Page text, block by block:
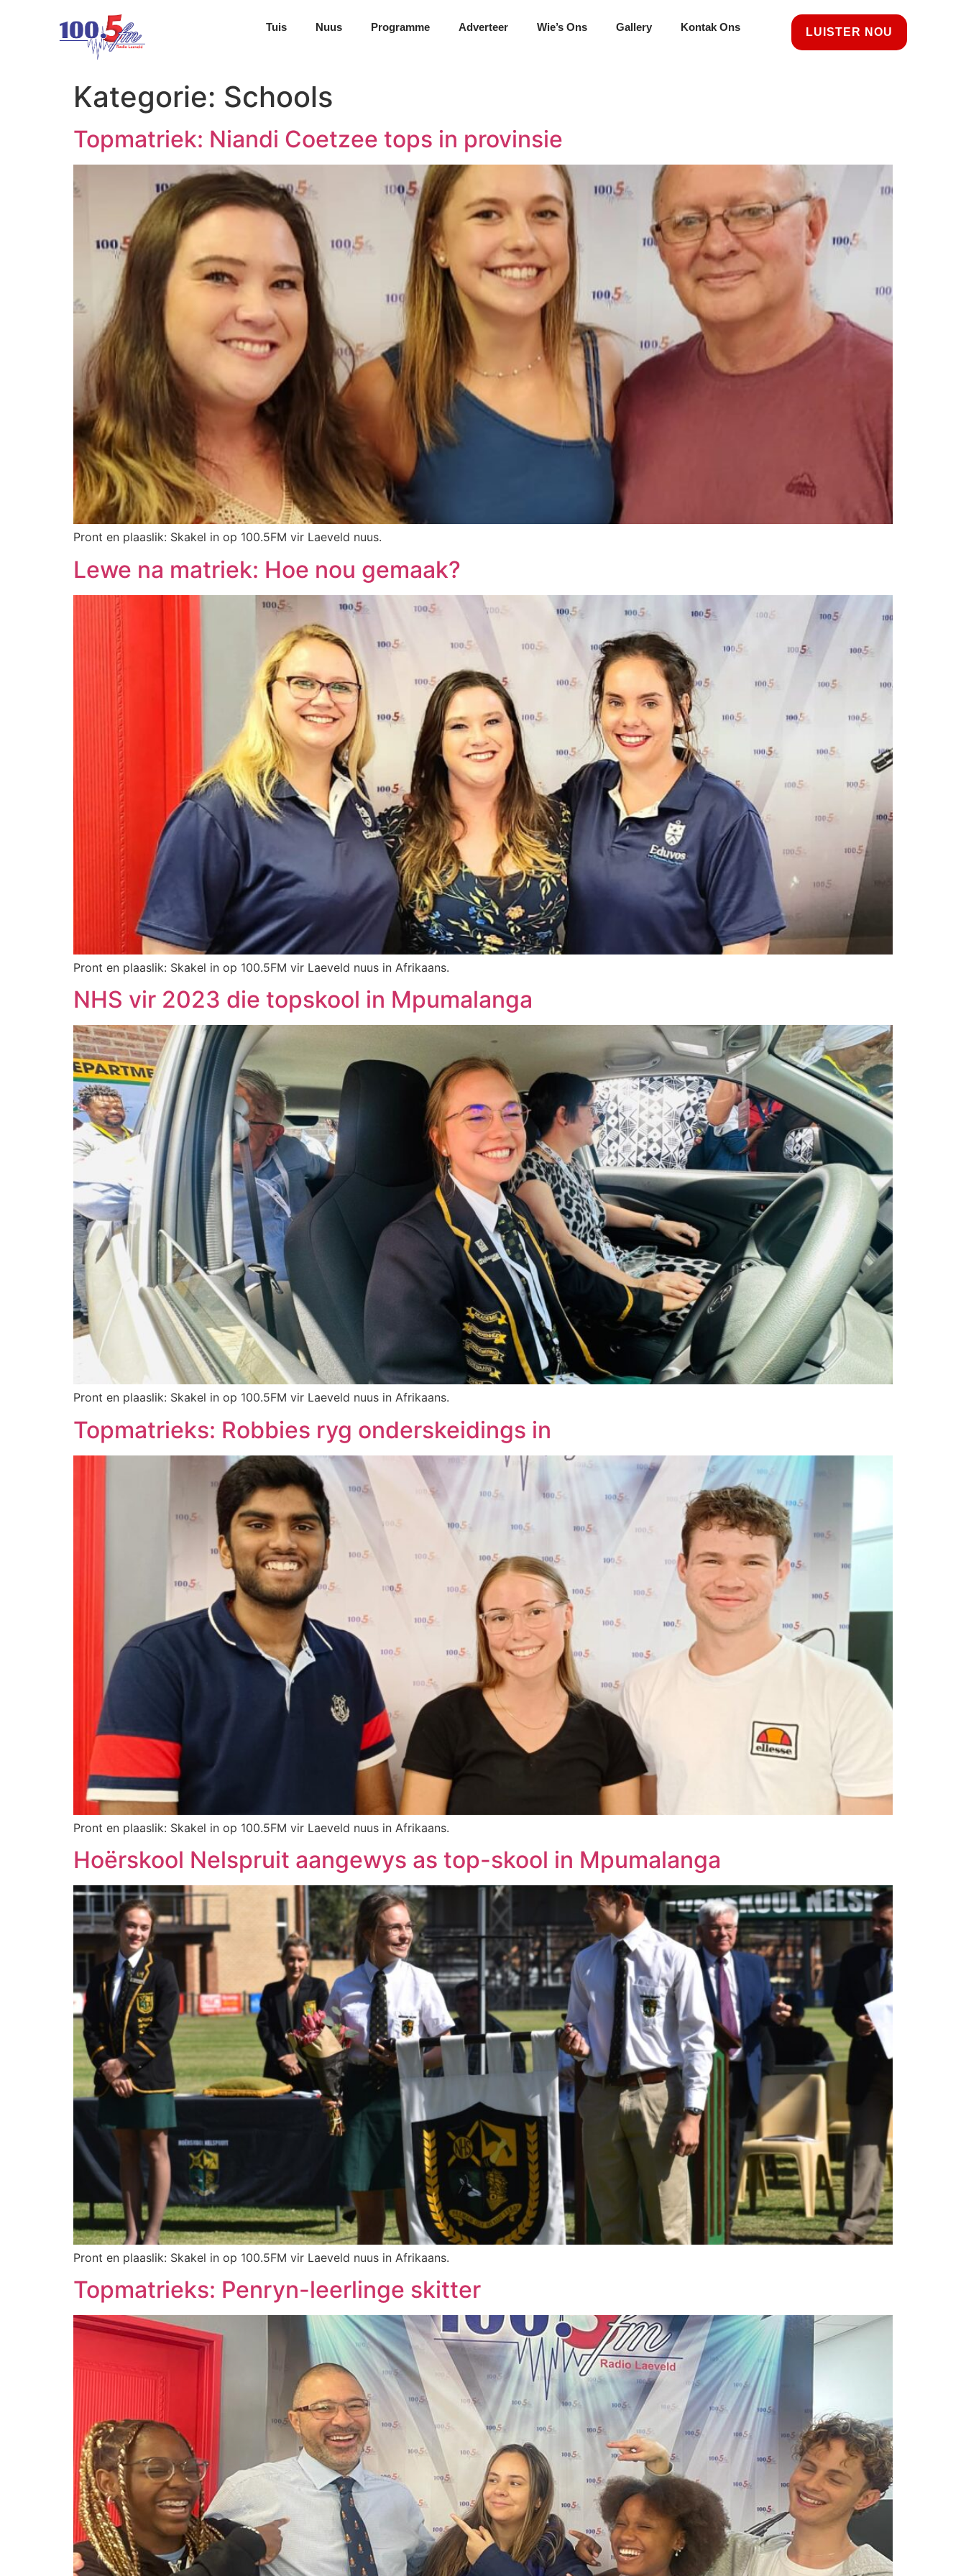
Tuis Nuus Programme Adverteer Wie’s Ons Gallery Kontak Ons LUISTER NOU
Kategorie: Schools
Topmatriek: Niandi Coetzee tops in provinsie
Pront en plaaslik: Skakel in op 100.5FM vir Laeveld nuus.
Lewe na matriek: Hoe nou gemaak?
Pront en plaaslik: Skakel in op 100.5FM vir Laeveld nuus in Afrikaans.
NHS vir 2023 die topskool in Mpumalanga
Pront en plaaslik: Skakel in op 100.5FM vir Laeveld nuus in Afrikaans.
Topmatrieks: Robbies ryg onderskeidings in
Pront en plaaslik: Skakel in op 100.5FM vir Laeveld nuus in Afrikaans.
Hoërskool Nelspruit aangewys as top-skool in Mpumalanga
Pront en plaaslik: Skakel in op 100.5FM vir Laeveld nuus in Afrikaans.
Topmatrieks: Penryn-leerlinge skitter